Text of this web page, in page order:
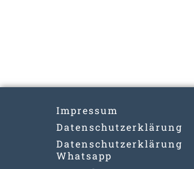
Impressum
Datenschutzerklärung
Datenschutzerklärung
Whatsapp